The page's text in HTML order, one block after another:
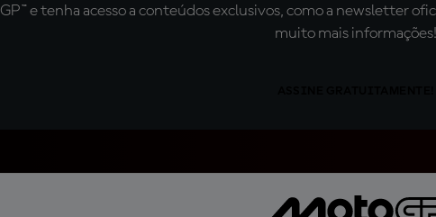
e tenha acesso a conteúdos exclusivos, como a newsletter
muito mais informações!